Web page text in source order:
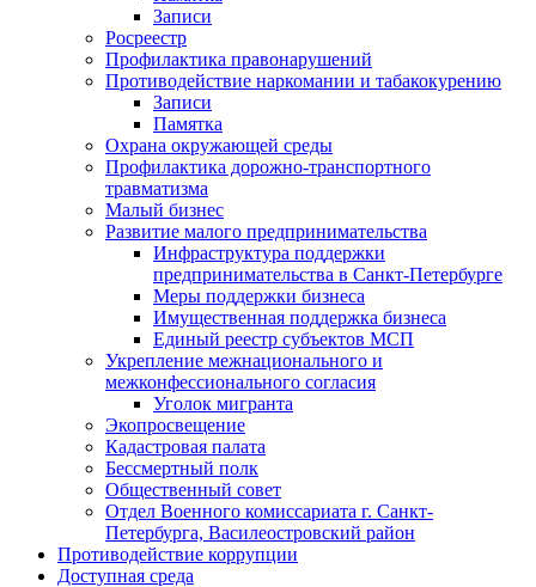
Записи
Росреестр
Профилактика правонарушений
Противодействие наркомании и табакокурению
Записи
Памятка
Охрана окружающей среды
Профилактика дорожно-транспортного
травматизма
Малый бизнес
Развитие малого предпринимательства
Инфраструктура поддержки
предпринимательства в Санкт-Петербурге
Меры поддержки бизнеса
Имущественная поддержка бизнеса
Единый реестр субъектов МСП
Укрепление межнационального и
межконфессионального согласия
Уголок мигранта
Экопросвещение
Кадастровая палата
Бессмертный полк
Общественный совет
Отдел Военного комиссариата г. Санкт-
Петербурга, Василеостровский район
Противодействие коррупции
Доступная среда